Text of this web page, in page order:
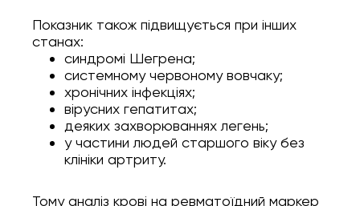
Показник також підвищується при інших
станах:
синдромі Шегрена;
системному червоному вовчаку;
хронічних інфекціях;
вірусних гепатитах;
деяких захворюваннях легень;
у частини людей старшого віку без
клініки артриту.
Тому аналіз крові на ревматоїдний маркер